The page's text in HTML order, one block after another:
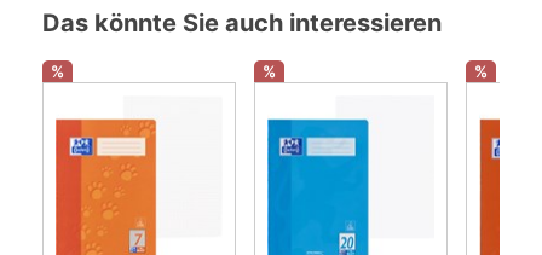
Das könnte Sie auch interessieren
% % %